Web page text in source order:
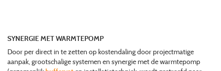
SYNERGIE MET WARMTEPOMP
Door per direct in te zetten op kostendaling door projectmatige
aanpak, grootschalige systemen en synergie met de warmtepomp